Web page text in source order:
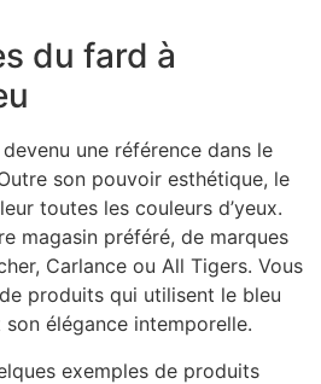
du fard à
une référence dans le
son pouvoir esthétique, le
toutes les couleurs d’yeux.
magasin préféré, de marques
Carlance ou All Tigers. Vous
produits qui utilisent le bleu
élégance intemporelle.
exemples de produits